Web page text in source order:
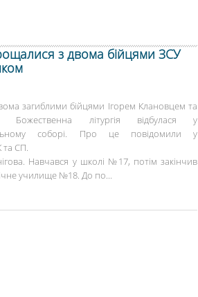
з двома бійцями ЗСУ
загиблими бійцями Ігорем Клановцем та
Божественна літургія відбулася у
соборі. Про це повідомили у
та СП.
Навчався у школі №17, потім закінчив
училище №18. До по...